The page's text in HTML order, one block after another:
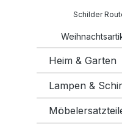
Schilder
Heim & Garten
Lampen &